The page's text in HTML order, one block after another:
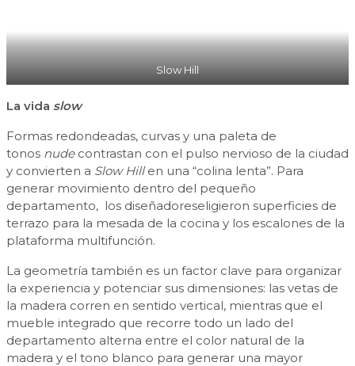
Slow Hill
La vida slow
Formas redondeadas, curvas y una paleta de
tonos nude contrastan con el pulso nervioso de la ciudad
y convierten a Slow Hillen una “colina lenta”. Para
generar movimiento dentro del pequeño
departamento, los diseñadoreseligieron superficies de
terrazo para la mesada de la cocina y los escalones de la
plataforma multifunción.
La geometría también es un factor clave para organizar
la experiencia y potenciar sus dimensiones: las vetas de
la madera corren en sentido vertical, mientras que el
mueble integrado que recorre todo un lado del
departamento alterna entre el color natural de la
madera y el tono blanco para generar una mayor